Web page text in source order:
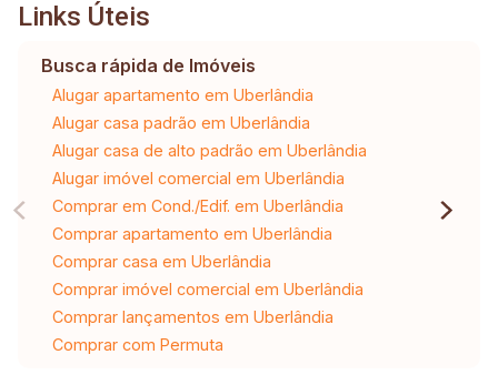
Links Úteis
Busca rápida de Imóveis
Alugar apartamento em Uberlândia
Alugar casa padrão em Uberlândia
Alugar casa de alto padrão em Uberlândia
Alugar imóvel comercial em Uberlândia
Comprar em Cond./Edif. em Uberlândia
Comprar apartamento em Uberlândia
Comprar casa em Uberlândia
Comprar imóvel comercial em Uberlândia
Comprar lançamentos em Uberlândia
Comprar com Permuta